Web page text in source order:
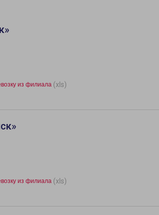
из филиала (xls)
из филиала (xls)